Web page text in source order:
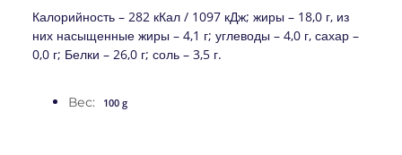
Калорийность – 282 кКал / 1097 кДж; жиры – 18,0 г, из
них насыщенные жиры – 4,1 г; углеводы – 4,0 г, сахар –
0,0 г; Белки – 26,0 г; соль – 3,5 г.
Вес: 100 g